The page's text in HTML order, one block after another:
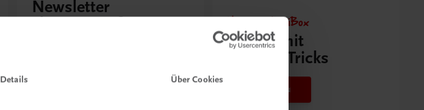
Details Über Cookies
Newsletter
abonnieren &
Neu zur DigiBox
Videos mit
Tipps & Tricks
Mehr dazu